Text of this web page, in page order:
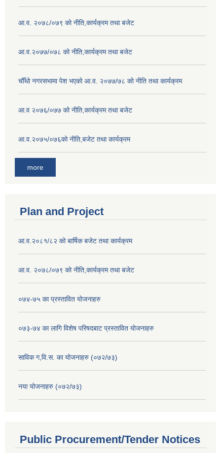
आ.व. २०७८/०७९ को नीति,कार्यक्रम तथा बजेट
आ.व.२०७७/०७८ को नीति,कार्यक्रम तथा बजेट
चौँथो नगरसभामा पेश भएको आ.व. २०७७/७८ को नीति तथा कार्यक्रम
आ.व २०७६/०७७ को नीति,कार्यक्रम तथा बजेट
आ.व.२०७५/०७६को नीति,बजेट तथा कार्यक्रम
more
Plan and Project
आ.व.२०८१/८२ को बार्षिक बजेट तथा कार्यक्रम
आ.व. २०७८/०७९ को नीति,कार्यक्रम तथा बजेट
०७४-७५ का प्रस्तावित योजनाहरु
०७३-७४ का लागि विशेष परिषदबाट प्रस्तावित योजनाहरु
साविक ग,वि.स. का योजनाहरु (०७२/७३)
नया योजनाहरु (०७२/७३)
Public Procurement/Tender Notices